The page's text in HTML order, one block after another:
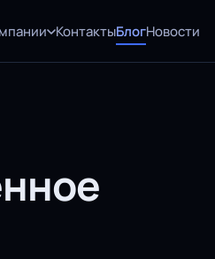
КонтактыБлогНовости